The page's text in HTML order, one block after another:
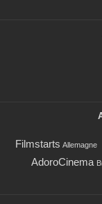
Filmstarts Allemagne
AdoroCinema